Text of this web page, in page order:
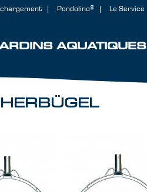
AQUATIQUES
Pondolino® Le Service